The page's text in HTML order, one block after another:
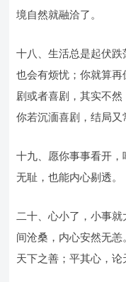
境自然就融洽了。
十八、生活总是起伏跌
也会有烦忧；你就算
剧或者喜剧，其实不然
你若沉湎喜剧，结局又
十九、愿你事事看开
无耻，也能内心剔透。
二十、心小了，小事
间沧桑，内心安然无
天下之善；平其心，论